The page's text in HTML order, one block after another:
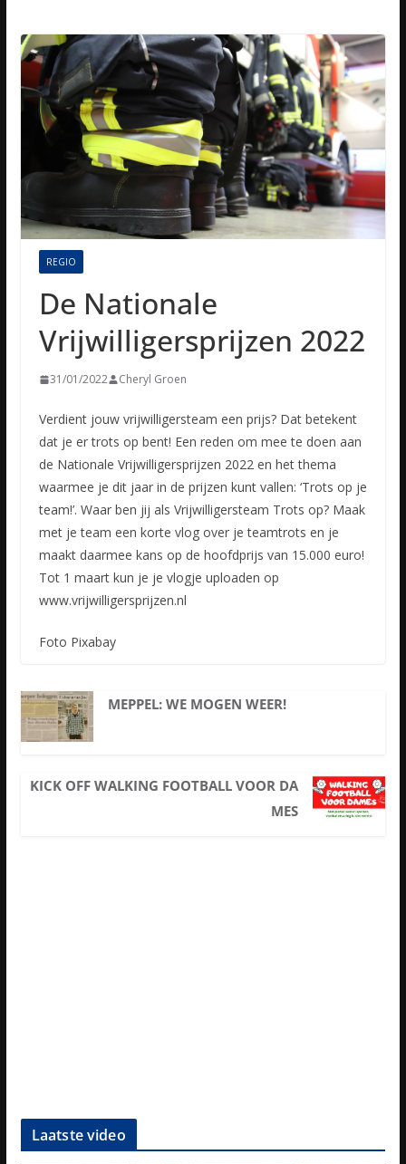
REGIO
De Nationale
Vrijwilligersprijzen 2022
31/01/2022 Cheryl Groen
Verdient jouw vrijwilligersteam een prijs? Dat betekent
dat je er trots op bent! Een reden om mee te doen aan
de Nationale Vrijwilligersprijzen 2022 en het thema
waarmee je dit jaar in de prijzen kuntvallen: ‘Trots op je
team!’. Waar ben jij als Vrijwilligersteam Trots op? Maak
met je team een korte vlog over je teamtrots en je
maakt daarmee kans op de hoofdprijs van 15.000 euro!
Tot 1 maart kun je je vlogje uploaden op
www.vrijwilligersprijzen.nl
Foto Pixabay
MEPPEL: WE MOGEN WEER!
KICK OFF WALKING FOOTBALL VOOR DA
MES
Laatste video